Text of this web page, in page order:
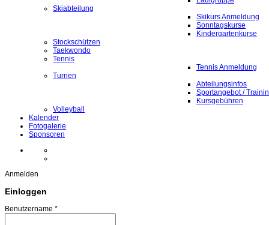
Skiabteilung
Skikurs Anmeldung
Sonntagskurse
Kindergartenkurse
Stockschützen
Taekwondo
Tennis
Tennis Anmeldung
Turnen
Abteilungsinfos
Sportangebot /
Kursgebühren
Volleyball
Kalender
Fotogalerie
Sponsoren
Anmelden
Einloggen
Benutzername *